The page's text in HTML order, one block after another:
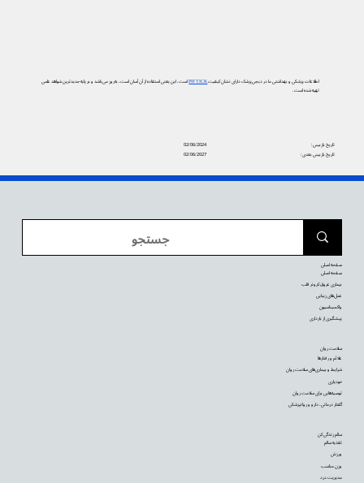
اطلاعات پزشکی و بهداشتی ما در دیجی‌پزشک دارای نشان کیفیتPIF TICKاست. این یعنی استفاده از آن آسان است، به‌روز می‌باشد و بر پایه جدیدترین شواهد علمی
تهیه شده است.
02/06/2024
تاریخ بازبینی:
02/06/2027
تاریخ بازبینی بعدی:
سالم زندگی کن
تغذیه سالم
ورزش
وزن مناسب
مدیریت درد
سلامت روان
علائم و رفتارها
شرایط و بیماری‌های سلامت روان
خودیاری
توصیه‌‌هایی برای سلامت روان
گفتار درمانی، دارو و روانپزشکی
صفحه اصلی
صفحه اصلی
بیماری عروق کرونر قلب
عمل‌های زیبایی
واکسیناسیون
پیشگیری از بارداری